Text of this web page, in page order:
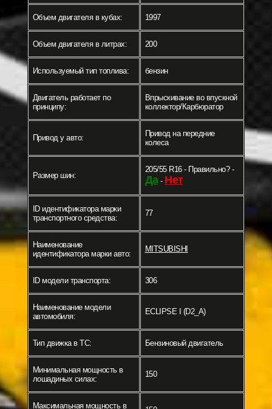
Объем двигателя в кубах: 1997
Объем двигателя в литрах: 200
Используемый тип топлива: бензин
Двигатель работает по
принципу:
Впрыскивание во впускной
коллектор/Карбюратор
Привод у авто:
Привод на передние
колеса
Размер шин:
205/55 R16 - Правильно? -
Да- Нет
ID идентификатора марки
транспортного средства:
77
Наименование
идентификатора марки авто:
MITSUBISHI
ID модели транспорта: 306
Наименование модели
автомобиля:
ECLIPSE I (D2_A)
Тип движка в ТС: Бензиновый двигатель
Минимальная мощность в
лошадиных силах:
150
Максимальная мощность в